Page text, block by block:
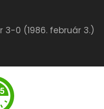
0 (1986. február 3.)